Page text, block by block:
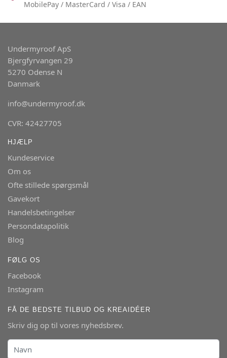
MobilePay / MasterCard / Visa / EAN
Undermyroof ApS
Bjergfyrvangen 29
5270 Odense N
Danmark
info@undermyroof.dk
CVR: 42427705
HJÆLP
Kundeservice
Om os
Ofte stillede spørgsmål
Gavekort
Handelsbetingelser
Persondatapolitik
Blog
FØLG OS
Facebook
Instagram
FÅ DE BEDSTE TILBUD OG KREAIDÉER
Skriv dig op til vores nyhedsbrev.